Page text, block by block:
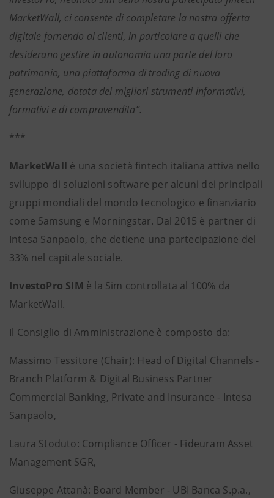
MarketWall, ci consente di completare la nostra offerta
digitale fornendo ai clienti, in particolare a quelli che
desiderano gestire in autonomia una parte del loro
patrimonio, una piattaforma di trading di nuova
generazione, dotata dei migliori strumenti informativi,
formativi e di compravendita”.
***
MarketWall è una società fintech italiana attiva nello
sviluppo di soluzioni software per alcuni dei principali
gruppi mondiali del mondo tecnologico e finanziario
come Samsung e Morningstar. Dal 2015 è partner di
Intesa Sanpaolo, che detiene una partecipazione del
33% nel capitale sociale.
InvestoPro SIM è la Sim controllata al 100% da
MarketWall.
Il Consiglio di Amministrazione è composto da:
Massimo Tessitore (Chair): Head of Digital Channels -
Branch Platform & Digital Business Partner
Commercial Banking, Private and Insurance - Intesa
Sanpaolo,
Laura Stoduto: Compliance Officer - Fideuram Asset
Management SGR,
Giuseppe Attanà: Board Member - UBI Banca S.p.a.,